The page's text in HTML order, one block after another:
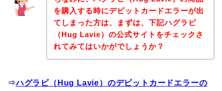
を購入する時にデビットカードエラーが出
てしまった方は、まずは、下記ハグラビ
（Hug Lavie）の公式サイトをチェックさ
れてみてはいかがでしょうか？
⇒ハグラビ（Hug Lavie）のデビットカードエラーの